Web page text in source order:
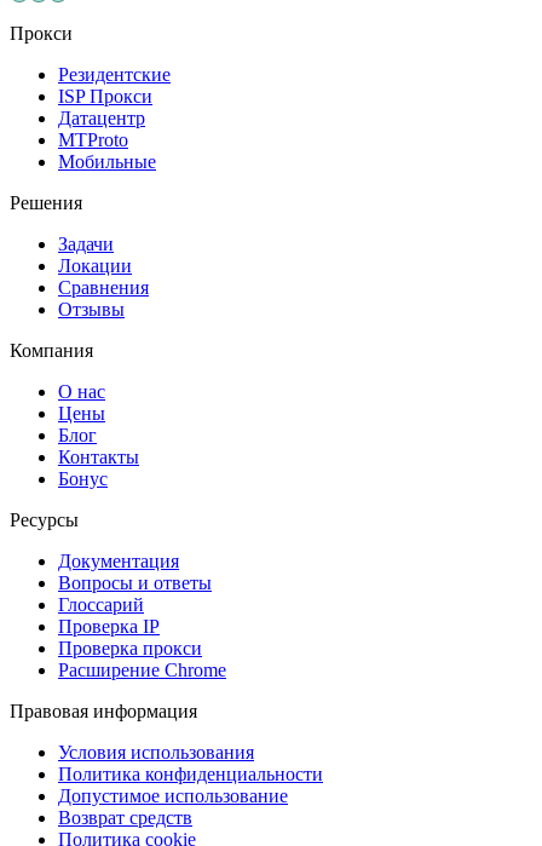
Прокси
Резидентские
ISP Прокси
Датацентр
MTProto
Мобильные
Решения
Задачи
Локации
Сравнения
Отзывы
Компания
О нас
Цены
Блог
Контакты
Бонус
Ресурсы
Документация
Вопросы и ответы
Глоссарий
Проверка IP
Проверка прокси
Расширение Chrome
Правовая информация
Условия использования
Политика конфиденциальности
Допустимое использование
Возврат средств
Политика cookie